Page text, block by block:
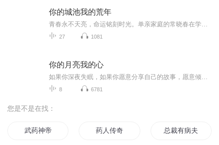
你的城池我的荒年
27 1081
你的月亮我的心
8 6781
您是不是在找：
武药神帝 药人传奇 总裁有病夫人有药